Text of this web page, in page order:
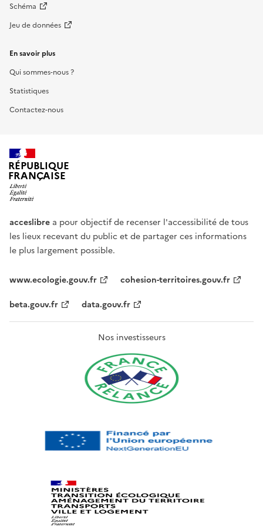
Schéma
Jeu de données
En savoir plus
Qui sommes-nous ?
Statistiques
Contactez-nous
RÉPUBLIQUE
FRANÇAISE
acceslibre a pour objectif de recenser l'accessibilité de tous
les lieux recevant du public et de partager ces informations
le plus largement possible.
www.ecologie.gouv.fr
cohesion-territoires.gouv.fr
beta.gouv.fr
data.gouv.fr
Nos investisseurs